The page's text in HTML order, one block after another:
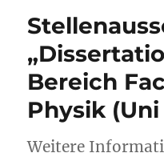
Bereich
Physik
Weitere